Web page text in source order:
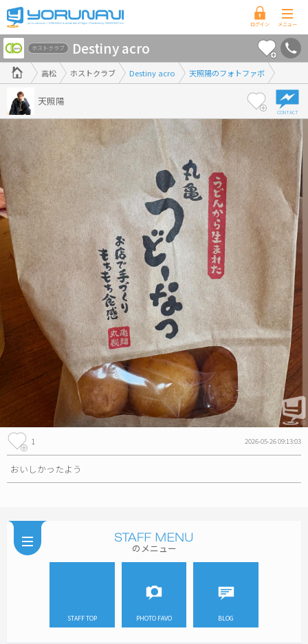
香
川
県
版
高松 ホストクラブ Destiny acro 天照陽のフォトファボ
ホストクラブ Destiny acro
天照陽
1 2026-05-26 09:13:03
おいしかったよう
のメニュー
STAFF TOP PHOTO FAVO BLOG